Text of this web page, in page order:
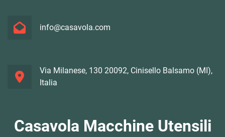
info@casavola.com
Via Milanese, 130 20092, Cinisello Balsamo (MI),
Italia
Casavola Macchine Utensili